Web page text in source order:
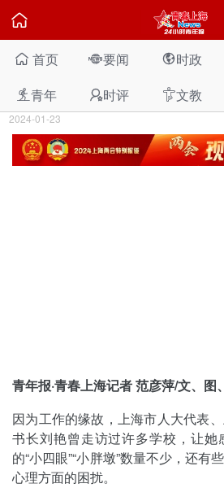

 首页 要闻 时政
 青年 时评 文教
两会现场｜“小四眼”“小胖墩
议为中小学设健康副校（园）
2024-01-23
青年报·青春上海记者 范彦萍/文、图
因为工作的缘故，上海市人大代表
书长刘艳曾走访过许多学校，让她
的“小四眼”“小胖墩”数量不少，还有
心理方面的困扰。